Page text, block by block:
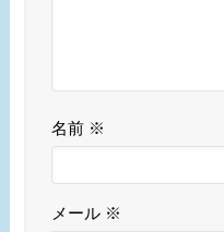
名前 ※
メール ※